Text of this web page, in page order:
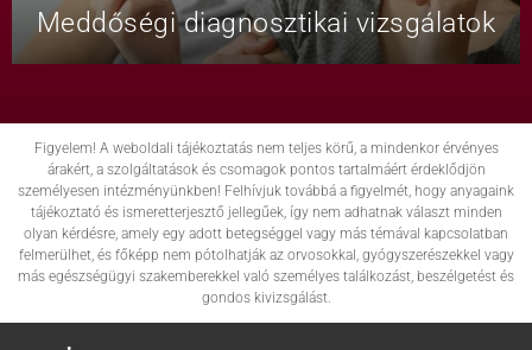
Meddőségi diagnosztikai vizsgálatok
Figyelem! A weboldali tájékoztatás nem teljes körű, a mindenkor érvényes
árakért, a szolgáltatások és csomagok pontos tartalmáért érdeklődjön
személyesen intézményünkben! Felhívjuk továbbá a figyelmét, hogy anyagaink
tájékoztató és ismeretterjesztő jellegűek, így nem adhatnak választ minden
olyan kérdésre, amely egy adott betegséggel vagy más témával kapcsolatban
felmerülhet, és főképp nem pótolhatják az orvosokkal, gyógyszerészekkel vagy
más egészségügyi szakemberekkel való személyes találkozást, beszélgetést és
gondos kivizsgálást.